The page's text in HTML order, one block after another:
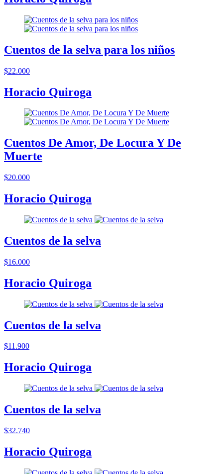
Cuentos de la selva para los niños
$22.000
Horacio Quiroga
Cuentos De Amor, De Locura Y De
Muerte
$20.000
Horacio Quiroga
Cuentos de la selva
$16.000
Horacio Quiroga
Cuentos de la selva
$11.900
Horacio Quiroga
Cuentos de la selva
$32.740
Horacio Quiroga